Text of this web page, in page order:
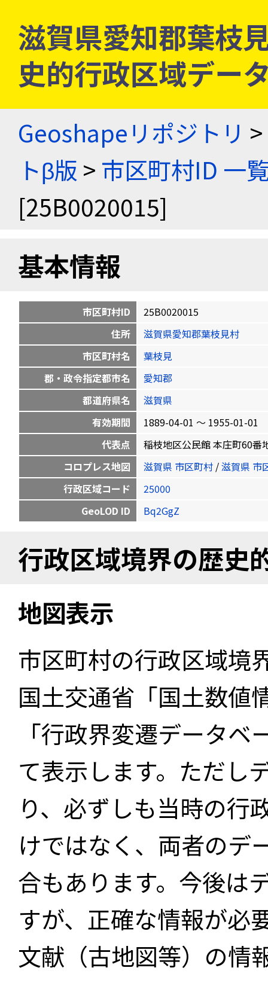
滋賀県愛知郡葉枝
史的行政区域デー
Geoshapeリポジトリ >
トβ版 > 市区町村ID 一
[25B0020015]
基本情報
市区町村ID
25B0020015
住所
滋賀県愛知郡葉枝見村
市区町村名
葉枝見
郡・政令指定都市名
愛知郡
都道府県名
滋賀県
有効期間
1889-04-01 〜 1955-01-01
代表点
稲枝地区公民館 本庄町60番
コロプレス地図
滋賀県 市区町村 /滋賀県 市
行政区域コード
25000
GeoLOD ID
Bq2GgZ
行政区域境界の歴史
地図表示
市区町村の行政区域境
国土交通省「国土数値
「行政界変遷データ
て表示します。ただし
り、必ずしも当時の行
けではなく、両者のデ
合もあります。今後は
すが、正確な情報が必
文献（古地図等）の情